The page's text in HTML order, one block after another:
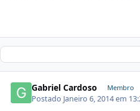
Gabriel Cardoso Membro
Postado Janeiro 6, 2014 em